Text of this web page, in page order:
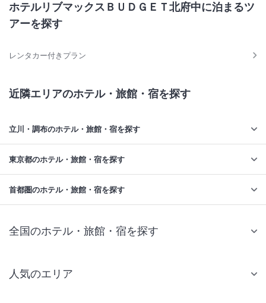
ホテルリブマックスＢＵＤＧＥＴ北府中に泊まるツ
アーを探す
レンタカー付きプラン
近隣エリアのホテル・旅館・宿を探す
立川・調布のホテル・旅館・宿を探す
東京都のホテル・旅館・宿を探す
首都圏のホテル・旅館・宿を探す
全国のホテル・旅館・宿を探す
人気のエリア